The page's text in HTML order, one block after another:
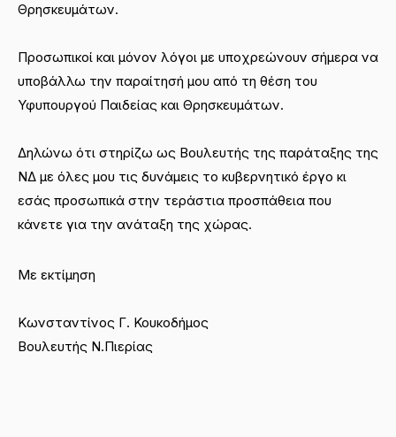
Θρησκευμάτων.
Προσωπικοί και μόνον λόγοι με υποχρεώνουν σήμερα να
υποβάλλω την παραίτησή μου από τη θέση του
Υφυπουργού Παιδείας και Θρησκευμάτων.
Δηλώνω ότι στηρίζω ως Βουλευτής της παράταξης της
ΝΔ με όλες μου τις δυνάμεις το κυβερνητικό έργο κι
εσάς προσωπικά στην τεράστια προσπάθεια που
κάνετε για την ανάταξη της χώρας.
Με εκτίμηση
Κωνσταντίνος Γ. Κουκοδήμος
Βουλευτής Ν.Πιερίας